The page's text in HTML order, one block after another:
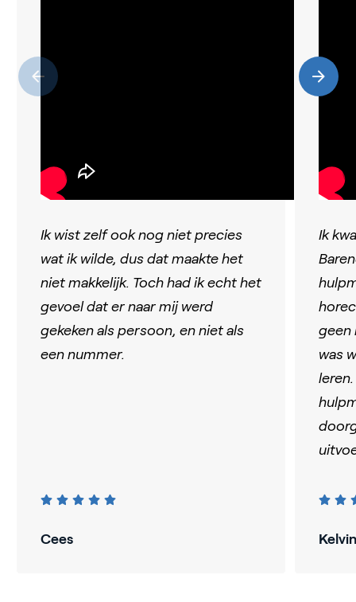
Ik wist zelf ook nog niet precies
wat ik wilde, dus dat maakte het
niet makkelijk. Toch had ik echt het
gevoel dat er naar mij werd
gekeken als persoon, en niet als
een nummer.
Cees
Ik
geen
was
Kelvin